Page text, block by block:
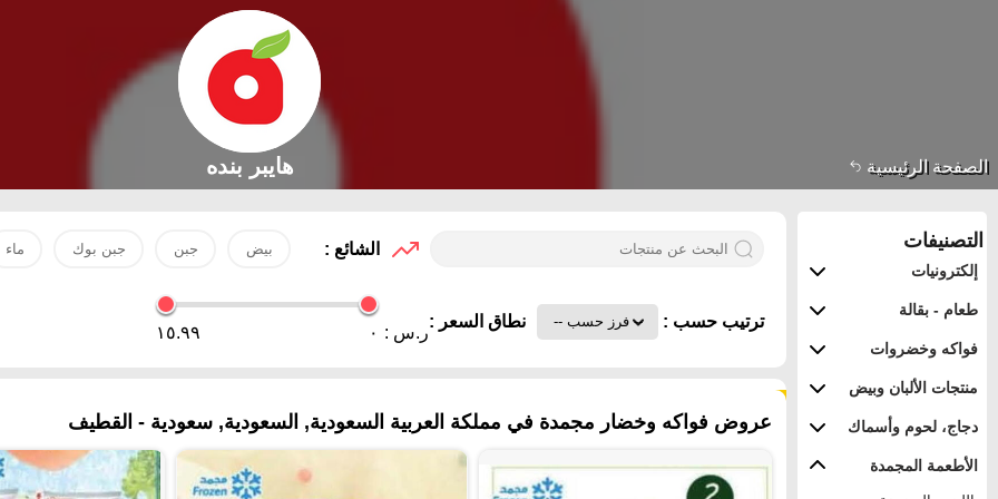
الصفحة الرئيسية هايبر بنده
التصنيفات
إلكترونيات
طعام - بقالة
فواكه وخضروات
منتجات الألبان وبيض
دجاج، لحوم وأسماك
الأطعمة المجمدة
الشائع : بيض جبن جبن بوك ماء
ترتيب حسب : نطاق السعر :
ر.س : ٠ ١٥.٩٩
عروض فواكه وخضار مجمدة في مملكة العربية السعودية, السعودية, سعودية - القطيف‎